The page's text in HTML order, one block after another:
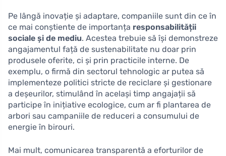
Pe lângă inovație și adaptare, companiile sunt din ce în
ce mai conștiente de importanța responsabilității
sociale și de mediu. Acestea trebuie să își demonstreze
angajamentul față de sustenabilitate nu doar prin
produsele oferite, ci și prin practicile interne. De
exemplu, o firmă din sectorul tehnologic ar putea să
implementeze politici stricte de reciclare și gestionare
a deșeurilor, stimulând în același timp angajații să
participe în inițiative ecologice, cum ar fi plantarea de
arbori sau campaniile de reduceri a consumului de
energie în birouri.
Mai mult, comunicarea transparentă a eforturilor de